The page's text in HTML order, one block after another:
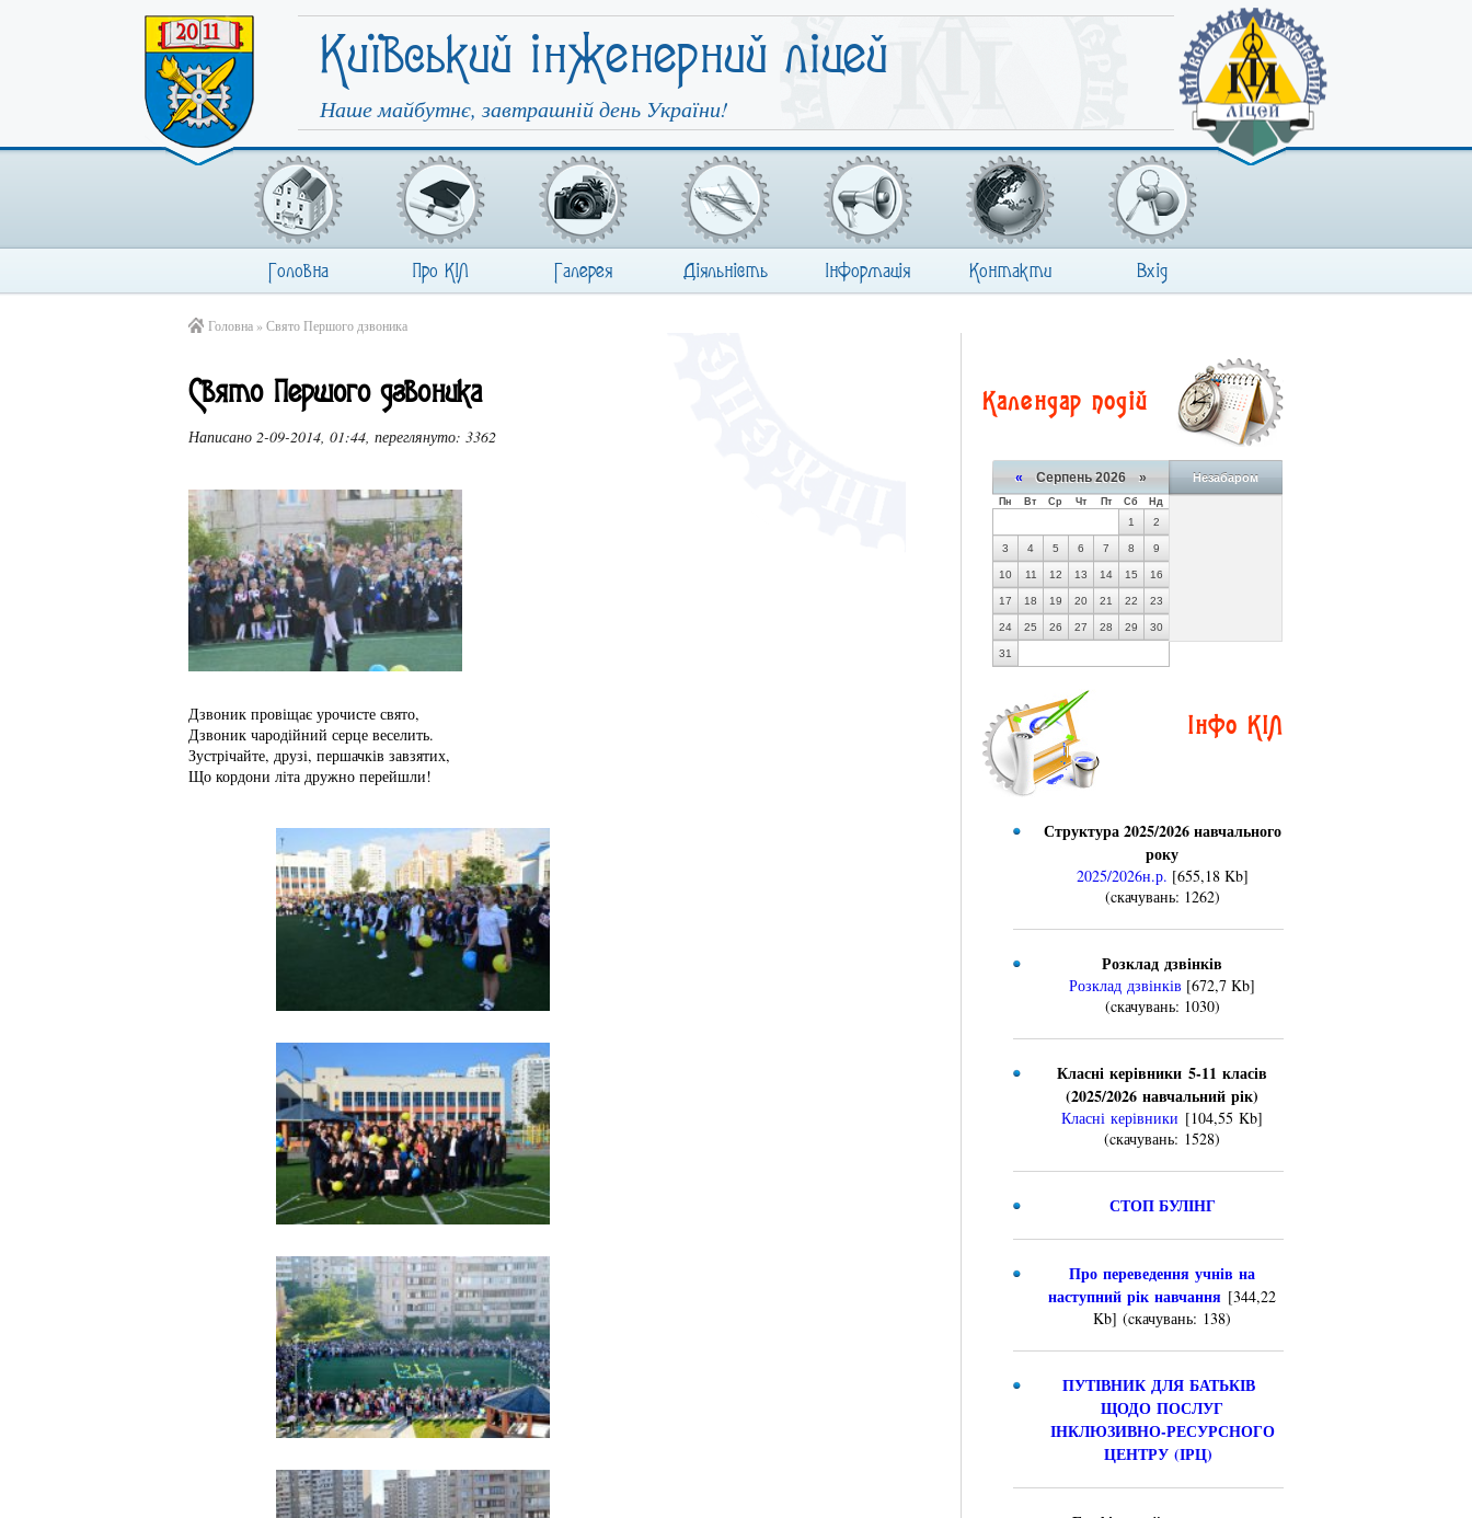
Київський інженерний ліцей
Наше майбутнє, завтрашній день України!
Головна Про КІЛ Галерея Діяльність Інформація Контакти Вхід
Головна » Свято Першого дзвоника
Свято Першого дзвоника
Написано 2-09-2014, 01:44, переглянуто: 3362
Дзвоник провіщає урочисте свято,
Дзвоник чародійний серце веселить.
Зустрічайте, друзі, першачків завзятих,
Що кордони літа дружно перейшли!
Календар подій
« Серпень 2026 »
Пн Вт Ср Чт Пт Сб Нд
1 2
3 4 5 6 7 8 9
10 11 12 13 14 15 16
17 18 19 20 21 22 23
24 25 26 27 28 29 30
31
Незабаром
Інфо КІЛ
Структура 2025/2026 навчального
року
2025/2026н.р. [655,18 Kb]
(cкачувань: 1262)
Розклад дзвінків
Розклад дзвінків [672,7 Kb]
(cкачувань: 1030)
Класні керівники 5-11 класів
(2025/2026 навчальний рік)
Класні керівники [104,55 Kb]
(cкачувань: 1528)
СТОП БУЛІНГ
Про переведення учнів на
наступний рік навчання [344,22
Kb] (cкачувань: 138)
ПУТІВНИК ДЛЯ БАТЬКІВ
ЩОДО ПОСЛУГ
ІНКЛЮЗИВНО-РЕСУРСНОГО
ЦЕНТРУ (ІРЦ)